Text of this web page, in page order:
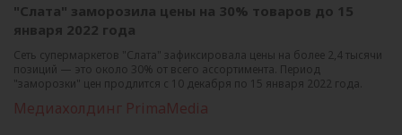
"Слата" заморозила цены на 30% товаров до 15
января 2022 года
Сеть супермаркетов "Слата" зафиксировала цены на более 2,4 тысячи
позиций — это около 30% от всего ассортимента. Период
"заморозки" цен продлится с 10 декабря по 15 января 2022 года.
Медиахолдинг PrimaMedia